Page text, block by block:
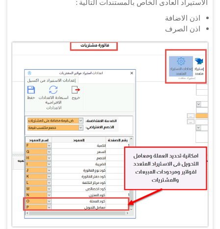
الاستيراد العادى الخاص بالمستندات التالية :
اذن الاضافة
اذن الصرف